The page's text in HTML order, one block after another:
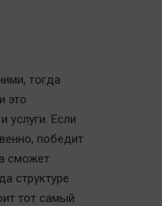
тогда
это
услуги. Если
победит
сможет
структуре
тот самый